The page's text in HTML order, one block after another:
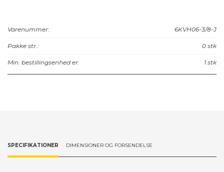
Varenummer: 6KVH06-3/8-J
Pakke str.: 0 stk
Min. bestillingsenhed er: 1 stk
SPECIFIKATIONER DIMENSIONER OG FORSENDELSE